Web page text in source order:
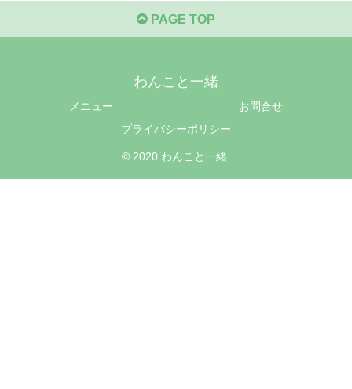
PAGE TOP
わんこと一緒
メニュー
お問合せ
プライバシーポリシー
© 2020 わんこと一緒.